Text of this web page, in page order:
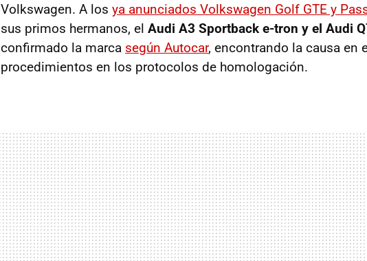
Volkswagen. A los ya anunciados Volkswagen Golf GTE y
sus primos hermanos, el Audi A3 Sportback e-tron y el Audi
confirmado la marca según Autocar, encontrando la causa en
procedimientos en los protocolos de homologación.